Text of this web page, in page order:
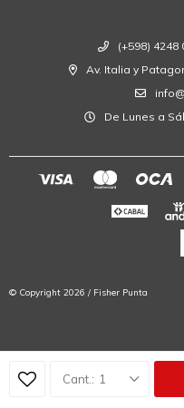
1
(+598) 4248
Av. Italia y
De Lunes a
© Copyright 2026 / Fisher Punta